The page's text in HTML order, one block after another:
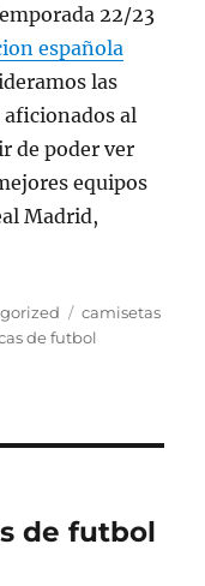
22/23
española
las
al
de poder ver
equipos
Madrid,
Etiquetas
camisetas
de futbol
de futbol